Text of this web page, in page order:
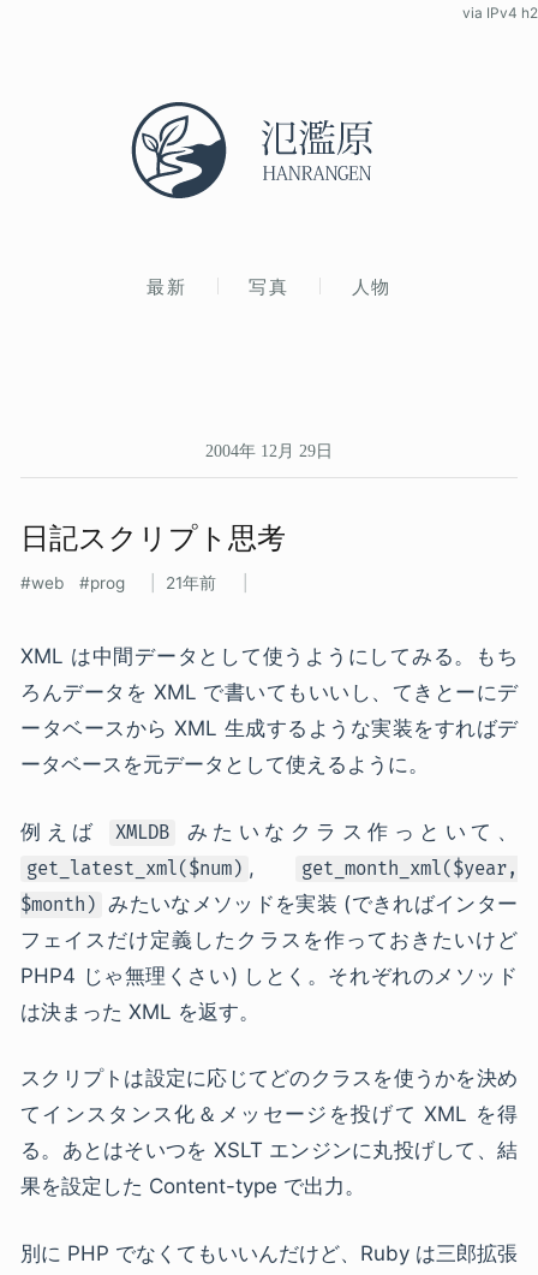
最新 写真 人物
via IPv4 h2
2004年 12月 29日
日記スクリプト思考
web prog 21年前
XML は中間データとして使うようにしてみる。もち
ろんデータを XML で書いてもいいし、てきとーにデ
ータベースから XML 生成するような実装をすればデ
ータベースを元データとして使えるように。
例えば XMLDB みたいなクラス作っといて、
get_latest_xml($num) ,
get_month_xml($year,
$month) みたいなメソッドを実装 (できればインター
フェイスだけ定義したクラスを作っておきたいけど
PHP4 じゃ無理くさい) しとく。それぞれのメソッド
は決まった XML を返す。
スクリプトは設定に応じてどのクラスを使うかを決め
てインスタンス化＆メッセージを投げてXML を得
る。あとはそいつを XSLT エンジンに丸投げして、結
果を設定した Content-type で出力。
別に PHP でなくてもいいんだけど、Ruby は三郎拡張